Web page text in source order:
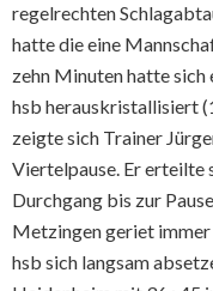
regelrechten
hatte die eine
zehn Minuten hatte sich
hsb herauskristallisiert
zeigte sich Trainer
Viertelpause. Er erteilte
Durchgang bis zur
Metzingen geriet
hsb sich langsam